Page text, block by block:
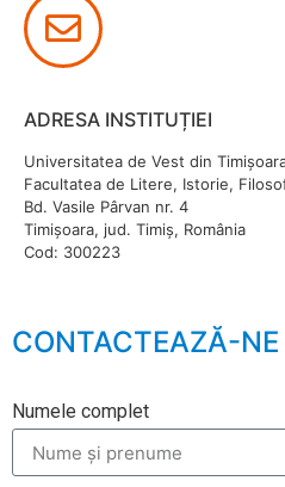
ADRESA INSTITUȚIEI
Universitatea de Vest din
Facultatea de Litere, Istorie,
Bd. Vasile Pârvan nr. 4
Timișoara, jud. Timiș, România
Cod: 300223
CONTACTEAZĂ-NE
Numele complet